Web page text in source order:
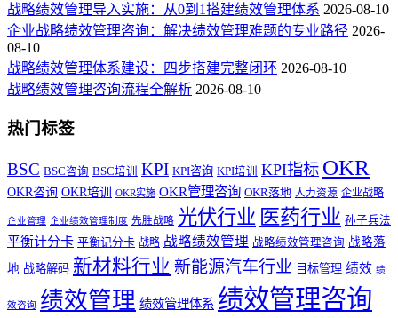
战略绩效管理导入实施：从0到1搭建绩效管理体系 2026-08-10
企业战略绩效管理咨询：解决绩效管理难题的专业路径 2026-
08-10
战略绩效管理体系建设：四步搭建完整闭环 2026-08-10
战略绩效管理咨询流程全解析 2026-08-10
热门标签
BSC BSC咨询 BSC培训 KPI KPI咨询 KPI培训 KPI指标 OKR
OKR咨询 OKR培训 OKR实施 OKR管理咨询 OKR落地 人力资源 企业战略
企业管理 企业绩效管理制度 先胜战略 光伏行业 医药行业 孙子兵法
平衡计分卡 平衡记分卡 战略 战略绩效管理 战略绩效管理咨询 战略落
地 战略解码 新材料行业 新能源汽车行业 目标管理 绩效 绩
效咨询 绩效管理 绩效管理体系 绩效管理咨询